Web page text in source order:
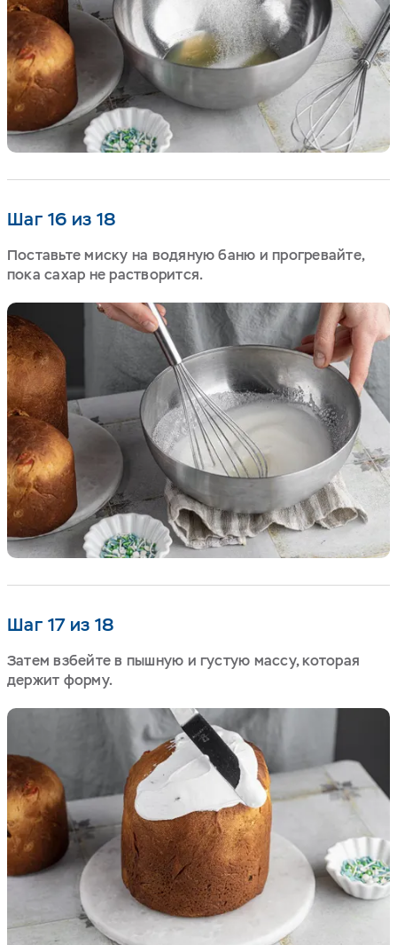
Шаг 16 из 18
Поставьте миску на водяную баню и прогревайте,
пока сахар не растворится.
Шаг 17 из 18
Затем взбейте в пышную и густую массу, которая
держит форму.